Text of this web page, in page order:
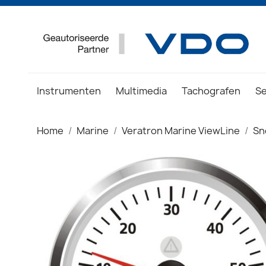
Instrumenten Multimedia Tachografen
Home Marine Veratron Marine ViewLine